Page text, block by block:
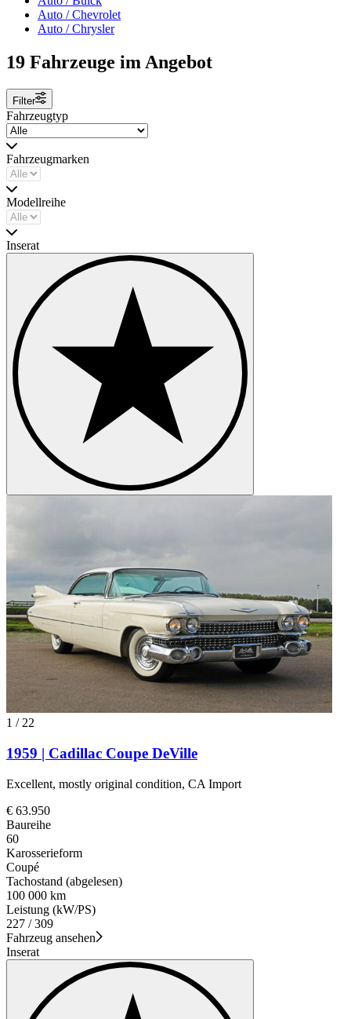
Auto / Chevrolet
Auto / Chrysler
19 Fahrzeuge im Angebot
Filter
Fahrzeugtyp
Fahrzeugmarken
Modellreihe
Inserat
1 / 22
1959 | Cadillac Coupe DeVille
Excellent, mostly original condition, CA Import
€ 63.950
Baureihe
60
Karosserieform
Coupé
Tachostand (abgelesen)
100 000 km
Leistung (kW/PS)
227 / 309
Fahrzeug ansehen
Inserat